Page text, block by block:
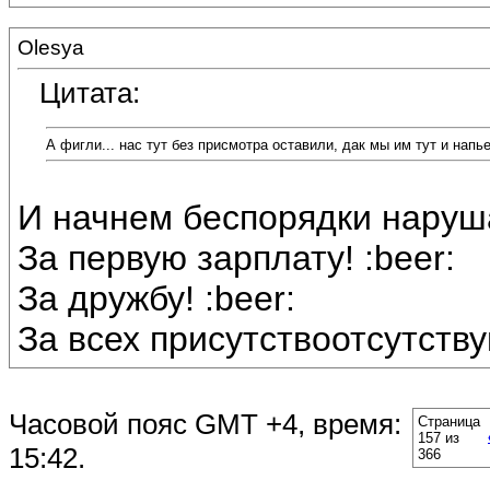
Olesya
Цитата:
А фигли... нас тут без присмотра оставили, дак мы им тут и
И начнем беспорядки
За первую зарплату! :beer:
За дружбу! :beer:
За всех
Часовой пояс GMT +4, время:
15:42.
Страница
157 из
366